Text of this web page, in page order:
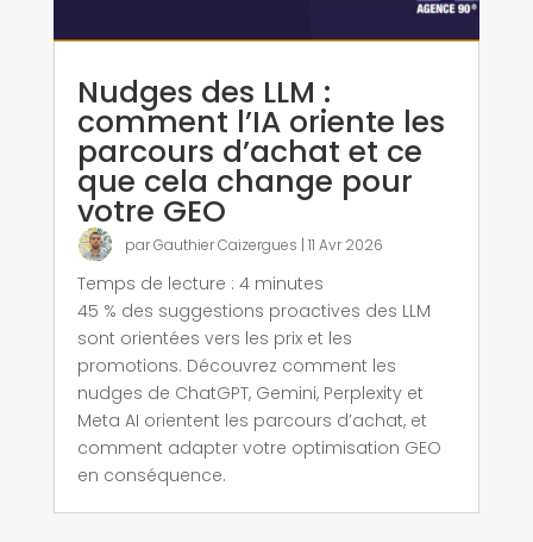
Nudges des LLM :
comment l’IA oriente les
parcours d’achat et ce
que cela change pour
votre GEO
parGauthier Caizergues | 11 Avr 2026
Temps de lecture : 4 minutes
45 % des suggestions proactives des LLM
sont orientées vers les prix et les
promotions. Découvrez comment les
nudges de ChatGPT, Gemini, Perplexity et
Meta AI orientent les parcours d’achat, et
comment adapter votre optimisation GEO
en conséquence.